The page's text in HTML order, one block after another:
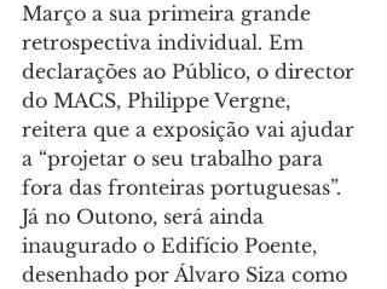
Março a sua primeira grande
retrospectiva individual. Em
declarações ao Público, o director
do MACS, Philippe Vergne,
reitera que a exposição vai ajudar
a “projetar o seu trabalho para
fora das fronteiras portuguesas”.
Já no Outono, será ainda
inaugurado o Edifício Poente,
desenhado por Álvaro Siza como